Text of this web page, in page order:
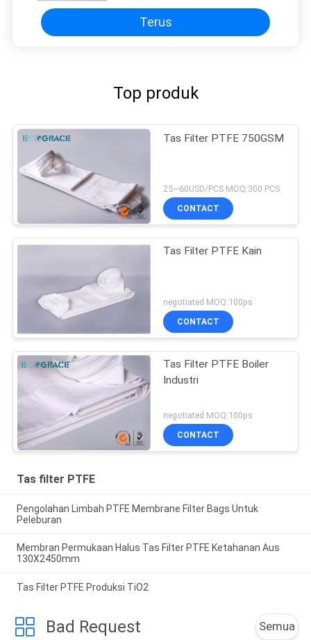
Terus
Top produk
Tas Filter PTFE 750GSM
25~60USD/PCS MOQ:300 PCS
CONTACT
Tas Filter PTFE Kain
negotiated MOQ:100ps
CONTACT
Tas Filter PTFE Boiler
Industri
negotiated MOQ:100ps
CONTACT
Tas filter PTFE
Pengolahan Limbah PTFE Membrane Filter Bags Untuk
Peleburan
Membran Permukaan Halus Tas Filter PTFE Ketahanan Aus
130X2450mm
Tas Filter PTFE Produksi TiO2
Bad Request Semua